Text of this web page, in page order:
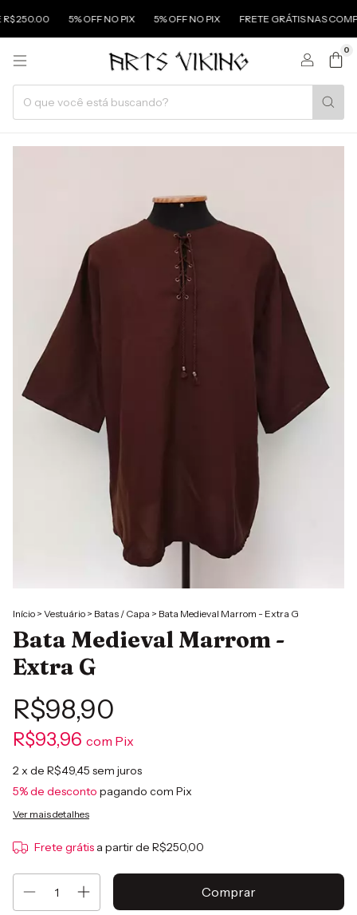
5% OFF NO PIX 5% OFF NO PIX FRETE GRÁTIS NAS COMPRAS
0
Início > Vestuário > Batas / Capa > Bata Medieval Marrom - Extra G
Bata Medieval Marrom -
Extra G
R$98,90
R$93,96 com Pix
2x de R$49,45 sem juros
5% de desconto pagando com Pix
Ver mais detalhes
Frete grátis a partir de R$250,00